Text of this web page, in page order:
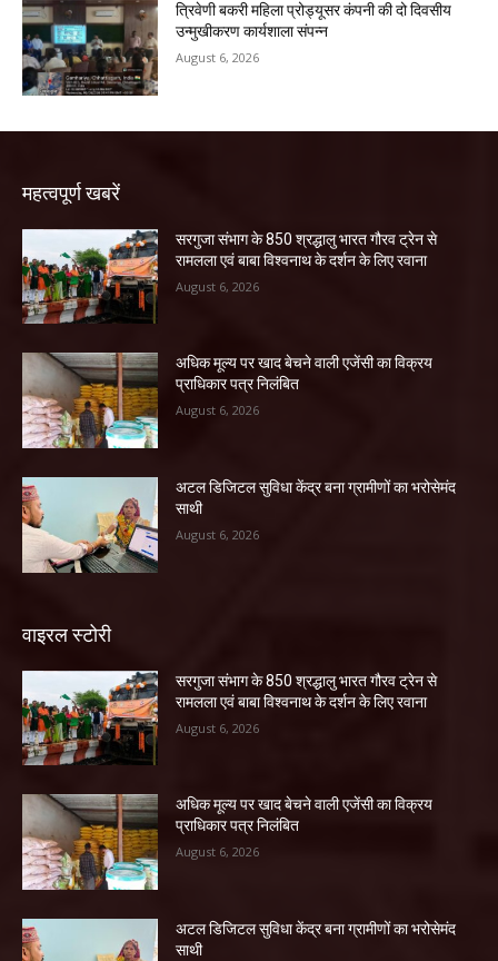
त्रिवेणी बकरी महिला प्रोड्यूसर कंपनी की दो दिवसीय
उन्मुखीकरण कार्यशाला संपन्न
August 6, 2026
महत्वपूर्ण खबरें
सरगुजा संभाग के 850 श्रद्धालु भारत गौरव ट्रेन से
रामलला एवं बाबा विश्वनाथ के दर्शन के लिए रवाना
August 6, 2026
अधिक मूल्य पर खाद बेचने वाली एजेंसी का विक्रय
प्राधिकार पत्र निलंबित
August 6, 2026
अटल डिजिटल सुविधा केंद्र बना ग्रामीणों का भरोसेमंद
साथी
August 6, 2026
वाइरल स्टोरी
सरगुजा संभाग के 850 श्रद्धालु भारत गौरव ट्रेन से
रामलला एवं बाबा विश्वनाथ के दर्शन के लिए रवाना
August 6, 2026
अधिक मूल्य पर खाद बेचने वाली एजेंसी का विक्रय
प्राधिकार पत्र निलंबित
August 6, 2026
अटल डिजिटल सुविधा केंद्र बना ग्रामीणों का भरोसेमंद
साथी